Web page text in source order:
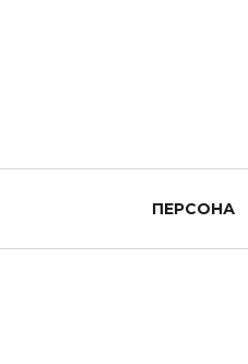
ПЕРСОНА